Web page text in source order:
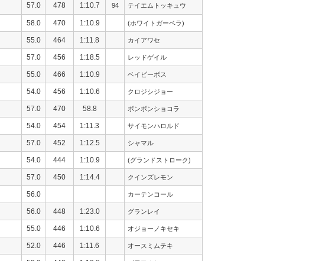
57.0 478 1:10.7 94 テイエムトッキュウ
58.0 470 1:10.9 (ホワイトガーベラ)
55.0 464 1:11.8 カイアワセ
57.0 456 1:18.5 レッドゲイル
55.0 466 1:10.9 ベイビーボス
54.0 456 1:10.6 クロジシジョー
57.0 470 58.8 ボンボンショコラ
54.0 454 1:11.3 サイモンハロルド
57.0 452 1:12.5 シャマル
54.0 444 1:10.9 (グランドストローク)
57.0 450 1:14.4 クインズレモン
56.0 カーテンコール
56.0 448 1:23.0 グランレイ
55.0 446 1:10.6 オジョーノキセキ
52.0 446 1:11.6 オースミムテキ